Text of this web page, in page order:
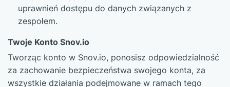
uprawnień dostępu do danych związanych z
zespołem.
Twoje Konto Snov.io
Tworząc konto w Snov.io, ponosisz odpowiedzialność
za zachowanie bezpieczeństwa swojego konta, za
wszystkie działania podejmowane w ramach tego